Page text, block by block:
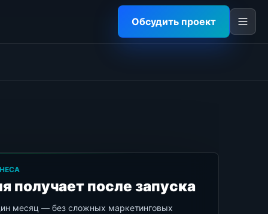
Обсудить проект
получает после запуска
месяц — без сложных маркетинговых